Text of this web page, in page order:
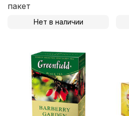
пакет
Нет в наличии